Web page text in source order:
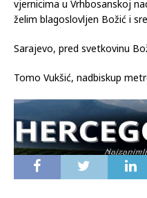
duhovan način rodi, zauvijek
svećenicima, redovnicima,
vjernicima u Vrhbosanskoj
želim blagoslovljen Božić i
Sarajevo, pred svetkovinu
Tomo Vukšić, nadbiskup